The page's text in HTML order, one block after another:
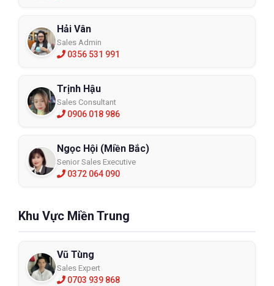
Hải Vân
Sales Admin
0356 531 991
Trịnh Hậu
Sales Consultant
0906 018 986
Ngọc Hội (Miền Bắc)
Senior Sales Executive
0372 064 090
Khu Vực Miền Trung
Vũ Tùng
Sales Expert
0703 939 868